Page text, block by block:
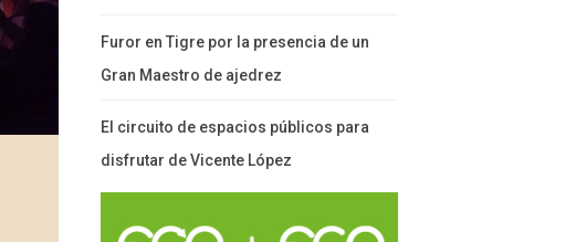
Furor en Tigre por la presencia de un
Gran Maestro de ajedrez
El circuito de espacios públicos para
disfrutar de Vicente López